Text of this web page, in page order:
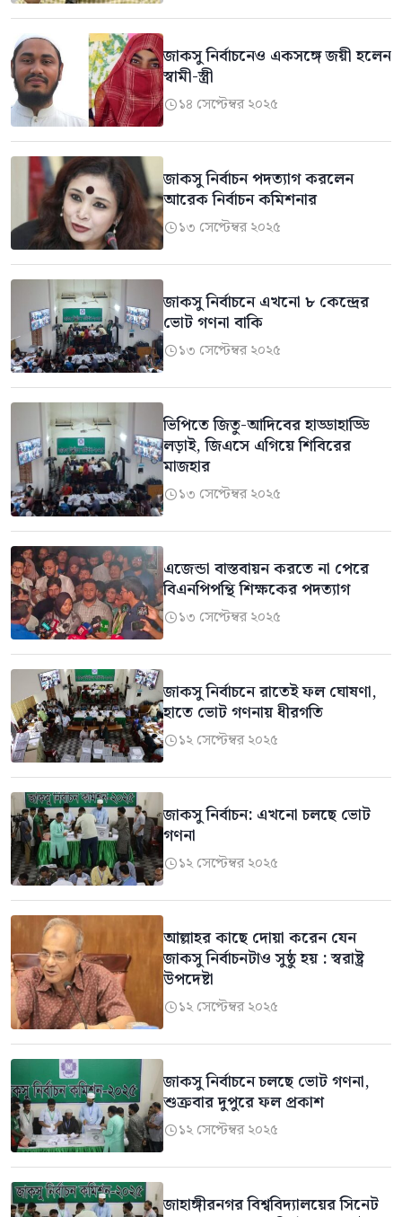
জাকসু নির্বাচনেও একসঙ্গে জয়ী হলেন
স্বামী-স্ত্রী
১৪ সেপ্টেম্বর ২০২৫
জাকসু নির্বাচন পদত্যাগ করলেন
আরেক নির্বাচন কমিশনার
১৩ সেপ্টেম্বর ২০২৫
জাকসু নির্বাচনে এখনো ৮ কেন্দ্রের
ভোট গণনা বাকি
১৩ সেপ্টেম্বর ২০২৫
ভিপিতে জিতু-আদিবের হাড্ডাহাড্ডি
লড়াই, জিএসে এগিয়ে শিবিরের
মাজহার
১৩ সেপ্টেম্বর ২০২৫
এজেন্ডা বাস্তবায়ন করতে না পেরে
বিএনপিপন্থি শিক্ষকের পদত্যাগ
১৩ সেপ্টেম্বর ২০২৫
জাকসু নির্বাচনে রাতেই ফল ঘোষণা,
হাতে ভোট গণনায় ধীরগতি
১২ সেপ্টেম্বর ২০২৫
জাকসু নির্বাচন: এখনো চলছে ভোট
গণনা
১২ সেপ্টেম্বর ২০২৫
আল্লাহর কাছে দোয়া করেন যেন
জাকসু নির্বাচনটাও সুষ্ঠু হয় : স্বরাষ্ট্র
উপদেষ্টা
১২ সেপ্টেম্বর ২০২৫
জাকসু নির্বাচনে চলছে ভোট গণনা,
শুক্রবার দুপুরে ফল প্রকাশ
১২ সেপ্টেম্বর ২০২৫
জাহাঙ্গীরনগর বিশ্ববিদ্যালয়ের সিনেট